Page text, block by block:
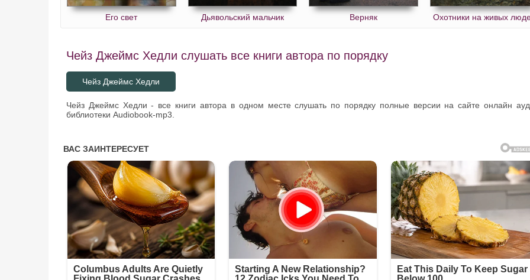
Его свет Дьявольский мальчик Верняк Охотники на живых
Чейз Джеймс Хедли слушать все книги автора по порядку
Чейз Джеймс Хедли
Чейз Джеймс Хедли - все книги автора в одном месте слушать по порядку полные версии на сайте онлайн
библиотеки Audiobook-mp3.